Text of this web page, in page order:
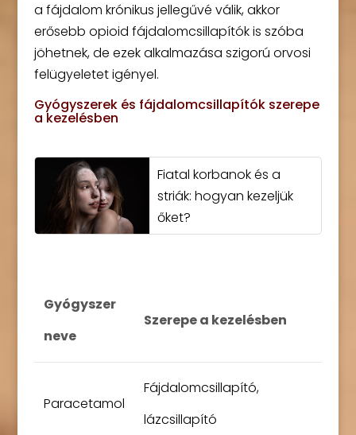
a fájdalom krónikus jellegűvé válik, akkor
erősebb opioid fájdalomcsillapítók is szóba
jöhetnek, de ezek alkalmazása szigorú orvosi
felügyeletet igényel.
Gyógyszerek és fájdalomcsillapítók szerepe
a kezelésben
Fiatal korbanok és a
striák: hogyan kezeljük
őket?
Gyógyszer
neve
Szerepe a kezelésben
Paracetamol
Fájdalomcsillapító,
lázcsillapító